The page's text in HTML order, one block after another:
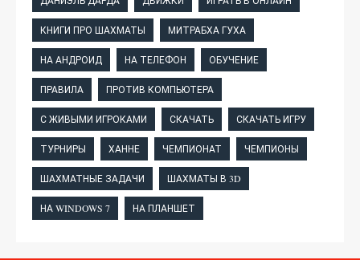
КНИГИ ПРО ШАХМАТЫ МИТРАБХА ГУХА
НА АНДРОИД НА ТЕЛЕФОН ОБУЧЕНИЕ
ПРАВИЛА ПРОТИВ КОМПЬЮТЕРА
С ЖИВЫМИ ИГРОКАМИ СКАЧАТЬ СКАЧАТЬ ИГРУ
ТУРНИРЫ ХАННЕ ЧЕМПИОНАТ ЧЕМПИОНЫ
ШАХМАТНЫЕ ЗАДАЧИ ШАХМАТЫ В 3D
НА WINDOWS 7 НА ПЛАНШЕТ